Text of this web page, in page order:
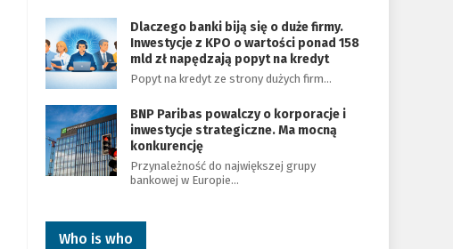
Dlaczego banki biją się o duże firmy.
Inwestycje z KPO o wartości ponad 158
mld zł napędzają popyt na kredyt
Popyt na kredyt ze strony dużych firm…
BNP Paribas powalczy o korporacje i
inwestycje strategiczne. Ma mocną
konkurencję
Przynależność do największej grupy
bankowej w Europie…
Who is who